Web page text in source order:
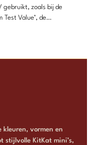
gebruikt, zoals bij de
Test Value’, de…
kleuren, vormen en
stijlvolle KitKat mini’s,